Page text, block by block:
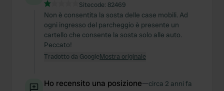
Sitecode: 82469
Non è consentita la sosta delle case mobili. Ad
ogni ingresso del parcheggio è presente un
cartello che consente la sosta solo alle auto.
Peccato!
Tradotto da GoogleMostra originale
Ho recensito una posizione—circa 2 anni fa